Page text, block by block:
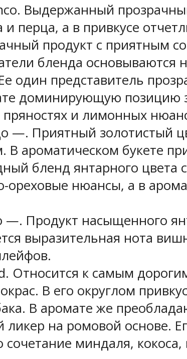
Выдержанный
и перца, а в привкусе
продукт с приятным
бленда основываются
один представитель
доминирующую позицию
и лимонных
Приятный золотистый
В ароматическом букете
бленд янтарного
нюансы, а в
Продукт насыщенного
выразительная нота
Относится к самым
В его округлом
В аромате же
на ромовой основе.
сочетание миндаля,